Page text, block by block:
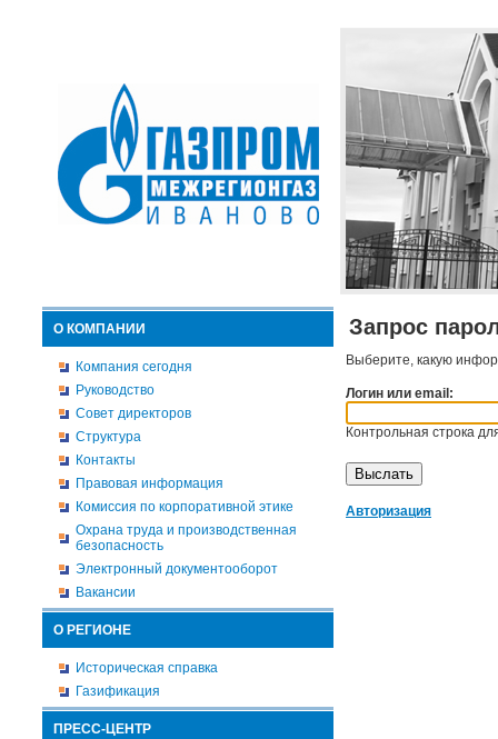
О КОМПАНИИ
Компания сегодня
Руководство
Совет директоров
Структура
Контакты
Правовая информация
Комиссия по корпоративной этике
Охрана труда и производственная
безопасность
Электронный документооборот
Вакансии
О РЕГИОНЕ
Историческая справка
Газификация
ПРЕСС-ЦЕНТР
Запрос
Выберите, какую
Логин или email:
Контрольная строка
Авторизация